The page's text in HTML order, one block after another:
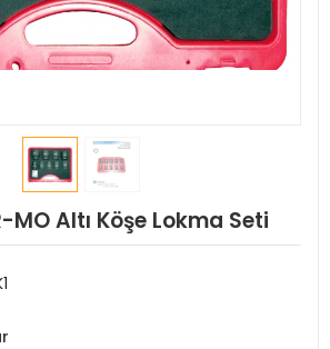
MO Altı Köşe Lokma Seti